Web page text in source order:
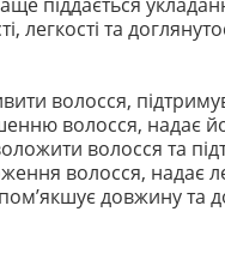
легкості та
волосся,
волосся, надає
волосся та
волосся, надає
довжину та